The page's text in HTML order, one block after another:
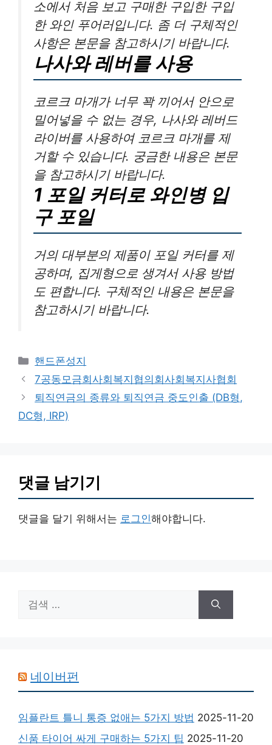
소에서 처음 보고 구매한 구입한 구입
한 와인 푸어러입니다. 좀 더 구체적인
사항은 본문을 참고하시기 바랍니다.
나사와 레버를 사용
코르크 마개가 너무 꽉 끼어서 안으로
밀어넣을 수 없는 경우, 나사와 레버드
라이버를 사용하여 코르크 마개를 제
거할 수 있습니다. 궁금한 내용은 본문
을 참고하시기 바랍니다.
1 포일 커터로 와인병 입
구 포일
거의 대부분의 제품이 포일 커터를 제
공하며, 집게형으로 생겨서 사용 방법
도 편합니다. 구체적인 내용은 본문을
참고하시기 바랍니다.
카
테
고
리
핸드폰성지
7공동모금회사회복지협의회사회복지사협회
퇴직연금의 종류와 퇴직연금 중도인출 (DB형,
DC형, IRP)
댓글 남기기
댓글을 달기 위해서는 로그인해야합니다.
색:
네이버펀
임플란트 틀니 통증 없애는 5가지 방법 2025-11-20
신품 타이어 싸게 구매하는 5가지 팁 2025-11-20